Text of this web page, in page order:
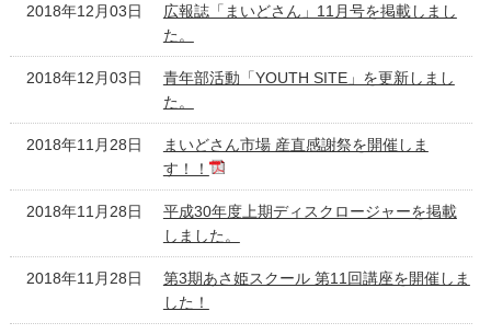
2018年12月03日
広報誌「まいどさん」11月号を掲載しまし
た。
2018年12月03日
青年部活動「YOUTH SITE」を更新しまし
た。
2018年11月28日
まいどさん市場 産直感謝祭を開催しま
す！！
2018年11月28日
平成30年度上期ディスクロージャーを掲載
しました。
2018年11月28日
第3期あさ姫スクール 第11回講座を開催しま
した！